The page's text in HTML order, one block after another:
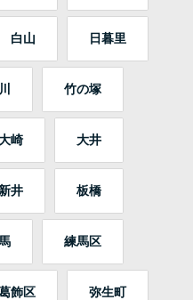
白山 日暮里
竹の塚
崎 大井
井 板橋
練馬区
飾区 弥生町